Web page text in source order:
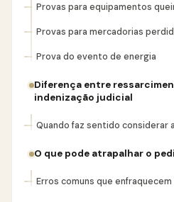
Provas para equipamentos
Provas para mercadorias
Prova do evento de energia
Diferença entre
indenização judicial
Quando faz sentido considerar
O que pode atrapalhar o
Erros comuns que enfraquecem